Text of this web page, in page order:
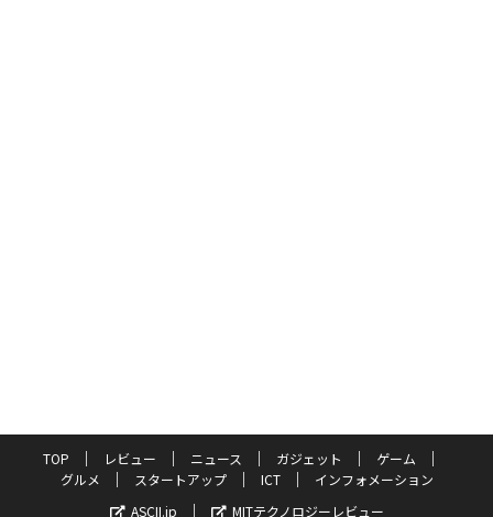
TOP レビュー ニュース ガジェット
ゲーム
グルメ
スタートアップ ICT
インフォメーション
ASCII.jp
MITテクノロジーレビュー